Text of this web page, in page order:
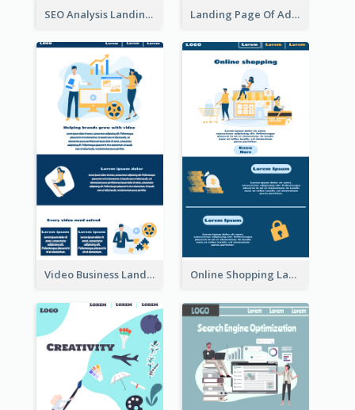
SEO Analysis Landing Page Landing Page Of Advertising Company
Video Business Landing Page Online Shopping Landing Page